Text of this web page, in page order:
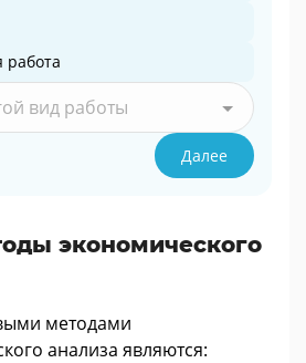
работа
вид работы
Далее
экономического
методами
анализа являются: